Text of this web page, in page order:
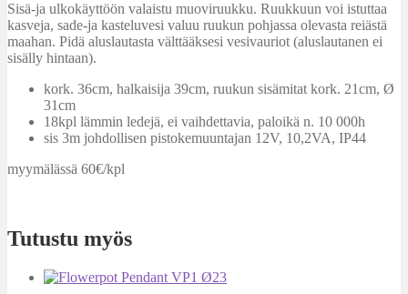
Sisä-ja ulkokäyttöön valaistu muoviruukku. Ruukkuun voi istuttaa
kasveja, sade-ja kasteluvesi valuu ruukun pohjassa olevasta reiästä
maahan. Pidä aluslautasta välttääksesi vesivauriot (aluslautanen ei
sisälly hintaan).
kork. 36cm, halkaisija 39cm, ruukun sisämitat kork. 21cm, Ø
31cm
18kpl lämmin ledejä, ei vaihdettavia, paloikä n. 10 000h
sis 3m johdollisen pistokemuuntajan 12V, 10,2VA, IP44
myymälässä 60€/kpl
Tutustu myös